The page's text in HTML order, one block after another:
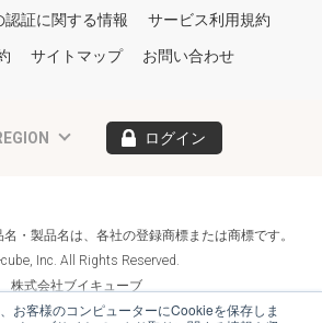
お客様のコンピューターにCookieを保存しま
証に関する情報 サービス利用規約
サイトマップ お問い合わせ
ログイン
・製品名は、各社の登録商標または商標です。
Inc. All Rights Reserved.
株式会社ブイキューブ
Follow Us